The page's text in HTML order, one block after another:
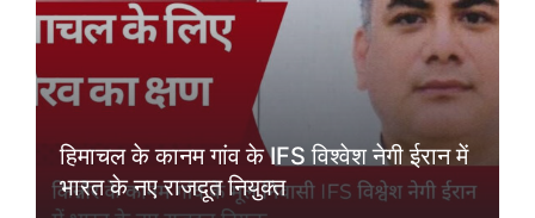
हिमाचल के कानम गांव के IFS विश्वेश नेगी ईरान में
भारत के नए राजदूत नियुक्त